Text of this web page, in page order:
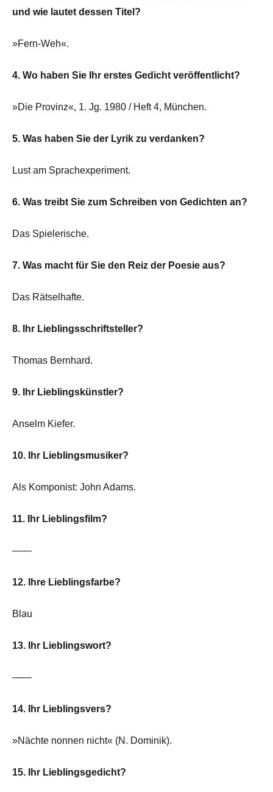
und wie lautet dessen Titel?
»Fern-Weh«.
4. Wo haben Sie Ihr erstes Gedicht veröffentlicht?
»Die Provinz«, 1. Jg. 1980 / Heft 4, München.
5. Was haben Sie der Lyrik zu verdanken?
Lust am Sprachexperiment.
6. Was treibt Sie zum Schreiben von Gedichten an?
Das Spielerische.
7. Was macht für Sie den Reiz der Poesie aus?
Das Rätselhafte.
8. Ihr Lieblingsschriftsteller?
Thomas Bernhard.
9. Ihr Lieblingskünstler?
Anselm Kiefer.
10. Ihr Lieblingsmusiker?
Als Komponist: John Adams.
11. Ihr Lieblingsfilm?
——
12. Ihre Lieblingsfarbe?
Blau
13. Ihr Lieblingswort?
——
14. Ihr Lieblingsvers?
»Nächte nonnen nicht« (N. Dominik).
15. Ihr Lieblingsgedicht?